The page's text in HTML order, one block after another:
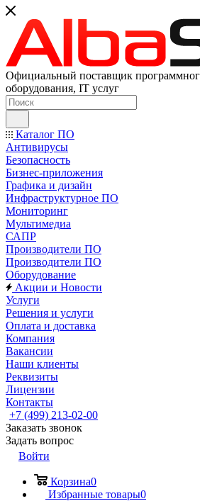
Официальный поставщик
оборудования, IT услуг
Каталог ПО
Антивирусы
Безопасность
Бизнес-приложения
Графика и дизайн
Инфраструктурное ПО
Мониторинг
Мультимедиа
САПР
Производители ПО
Производители ПО
Оборудование
Акции и Новости
Услуги
Решения и услуги
Оплата и доставка
Компания
Вакансии
Наши клиенты
Реквизиты
Лицензии
Контакты
+7 (499) 213-02-00
Заказать звонок
Задать вопрос
Войти
Корзина0
Избранные товары0